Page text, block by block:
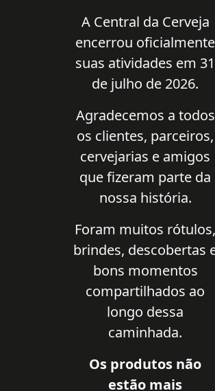
A Central da Cerveja
encerrou oficialmente
suas atividades em 31
de julho de 2026.
Agradecemos a todos
os clientes, parceiros,
cervejarias e amigos
que fizeram parte da
nossa história.
Foram muitos rótulos,
brindes, descobertas
bons momentos
compartilhados ao
longo dessa
caminhada.
Os produtos não
estão mais